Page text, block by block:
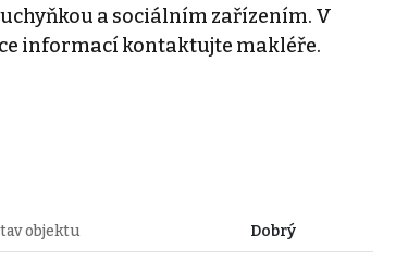
a sociálním zařízením. V
informací kontaktujte makléře.
objektu Dobrý